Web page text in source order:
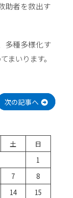
助者を救出す
多種多様化す
まいります。
次の記事へ
土
日
1
7
8
14
15